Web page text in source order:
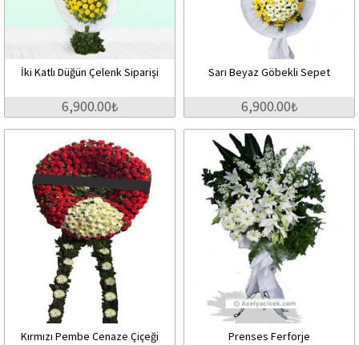
İki Katlı Düğün Çelenk Siparişi
6,900.00₺
Sarı Beyaz Göbekli Sepet
6,900.00₺
Kırmızı Pembe Cenaze Çiçeği Prenses Ferforje